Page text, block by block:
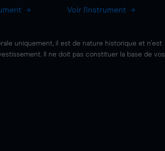
Voir l'instrument
uniquement, il est de nature historique et n'est
Il ne doit pas constituer la base de vos